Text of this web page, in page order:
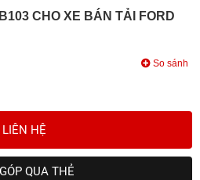
CHO XE BÁN TẢI FORD
So sánh
LIÊN HỆ
QUA THẺ